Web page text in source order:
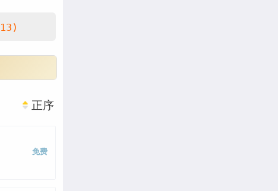
正序
免费